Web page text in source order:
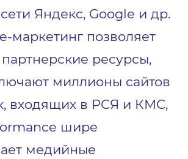
Яндекс, Google и др.
маркетинг позволяет
партнерские ресурсы,
миллионы сайтов
входящих в РСЯ и КМС,
шире
медийные